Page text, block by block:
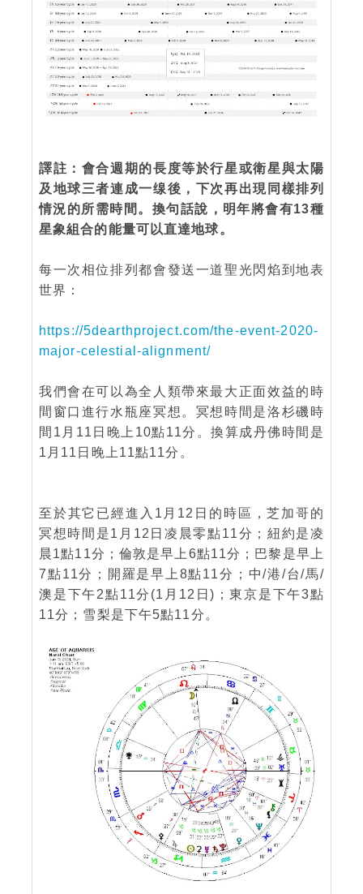
譯註：會合週期的長度等於行星或衛星與太陽
及地球三者連成一缐後，下次再出現同樣排列
情況的所需時間。換句話說，明年將會有13種
星象組合的能量可以直達地球。
每一次相位排列都會發送一道聖光閃焰到地表
世界：
https://5dearthproject.com/the-event-2020-
major-celestial-alignment/
我們會在可以為全人類帶來最大正面效益的時
間窗口進行水瓶座冥想。冥想時間是洛杉磯時
間1月11日晚上10點11分。換算成丹佛時間是
1月11日晚上11點11分。
至於其它已經進入1月12日的時區，芝加哥的
冥想時間是1月12日凌晨零點11分；紐約是凌
晨1點11分；倫敦是早上6點11分；巴黎是早上
7點11分；開羅是早上8點11分；中/港/台/馬/
澳是下午2點11分(1月12日)；東京是下午3點
11分；雪梨是下午5點11分。